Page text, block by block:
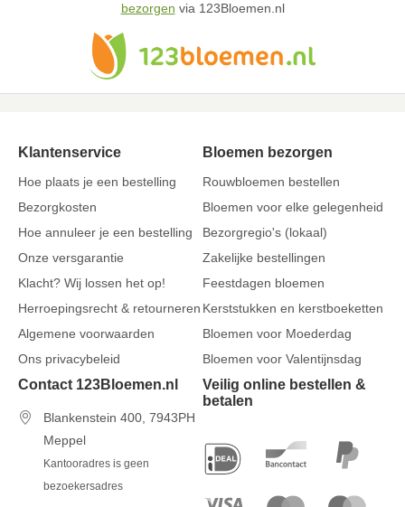
bezorgen via 123Bloemen.nl
Klantenservice
Hoe plaats je een bestelling
Bezorgkosten
Hoe annuleer je een bestelling
Onze versgarantie
Klacht? Wij lossen het op!
Herroepingsrecht & retourneren
Algemene voorwaarden
Ons privacybeleid
Bloemen bezorgen
Rouwbloemen bestellen
Bloemen voor elke gelegenheid
Bezorgregio's (lokaal)
Zakelijke bestellingen
Feestdagen bloemen
Kerststukken en kerstboeketten
Bloemen voor Moederdag
Bloemen voor Valentijnsdag
Contact 123Bloemen.nl
Blankenstein 400, 7943PH
Meppel
Kantooradres is geen
bezoekersadres
Veilig online bestellen &
betalen